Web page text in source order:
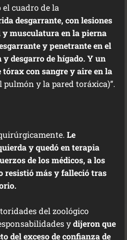
cuadro de la
desgarrante, con lesiones
musculatura en la pierna
y penetrante en el
desgarro de hígado. Y un
con sangre y aire en la
pulmón y la pared toráxica)”.
Le
y quedó en terapia
de los médicos, a los
resistió más y falleció tras
del zoológico
ydijeron que
del exceso de confianza de